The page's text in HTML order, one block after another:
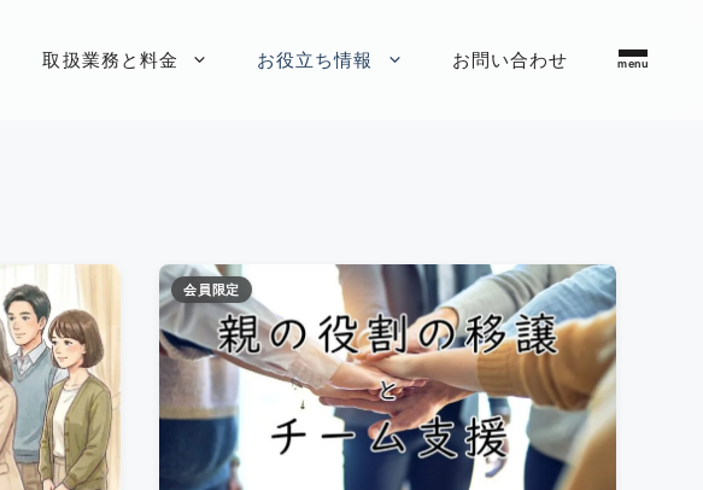
取扱業務と料金 お役立ち情報 お問い合わせ
会員限定